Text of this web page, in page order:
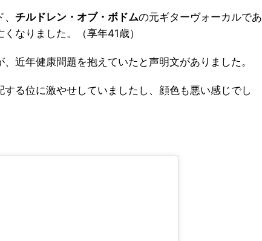
チルドレン・オブ・ボドムの元ギターヴォーカルであ
くなりました。（享年41歳）
近年健康問題を抱えていたと声明文がありました。
る位に激やせしていましたし、顔色も悪い感じでし